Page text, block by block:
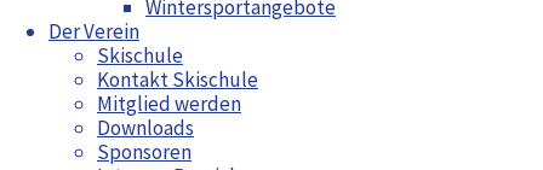
Wintersportangebote
Der Verein
Skischule
Kontakt Skischule
Mitglied werden
Downloads
Sponsoren
2024
Jahreshauptversammlung 2026
Arbeitswochenende April 2026
Maiwanderung
Geschäftsstelle